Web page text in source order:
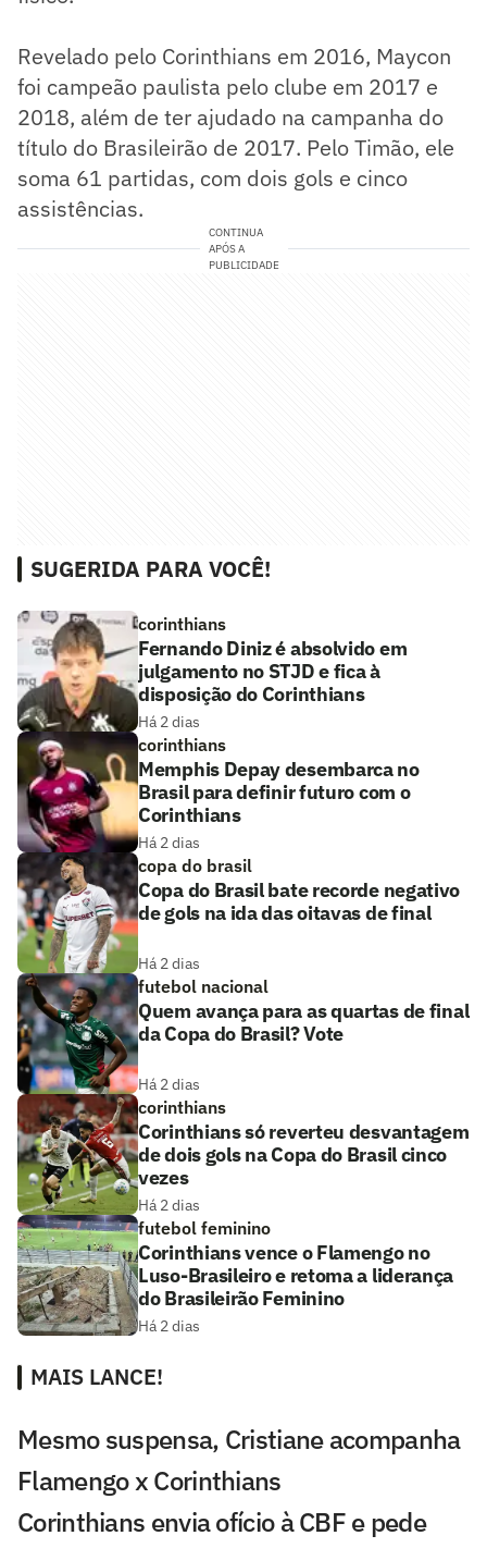
Revelado pelo Corinthians em 2016, Maycon
foi campeão paulista pelo clube em 2017 e
2018, além de ter ajudado na campanha do
título do Brasileirão de 2017. Pelo Timão, ele
soma 61 partidas, com dois gols e cinco
assistências.
CONTINUA
APÓS A
PUBLICIDADE
SUGERIDA PARA VOCÊ!
corinthians
Fernando Diniz é absolvido em
julgamento no STJD e fica à
disposição do Corinthians
Há 2 dias
corinthians
Memphis Depay desembarca no
Brasil para definir futuro com o
Corinthians
Há 2 dias
copa do brasil
Copa do Brasil bate recorde negativo
de gols na ida das oitavas de final
Há 2 dias
futebol nacional
Quem avança para as quartas de final
da Copa do Brasil? Vote
Há 2 dias
corinthians
Corinthians só reverteu desvantagem
de dois gols na Copa do Brasil cinco
vezes
Há 2 dias
futebol feminino
Corinthians vence o Flamengo no
Luso-Brasileiro e retoma a liderança
do Brasileirão Feminino
Há 2 dias
MAIS LANCE!
Mesmo suspensa, Cristiane acompanha
Flamengo x Corinthians
Corinthians envia ofício à CBF e pede